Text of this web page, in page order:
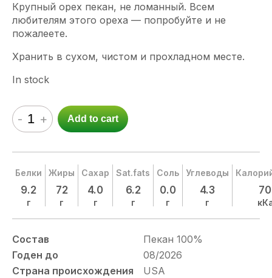
Крупный орех пекан, не ломанный. Всем
любителям этого ореха — попробуйте и не
пожалеете.
Хранить в сухом, чистом и прохладном месте.
In stock
- + Add to cart
Белки
9.2
г
Жиры
72
г
Сахар
4.0
г
Sat.fats
6.2
г
Соль
0.0
г
Углеводы
4.3
г
Состав
Пекан 100%
Годен до
08/2026
Страна происхождения
USA